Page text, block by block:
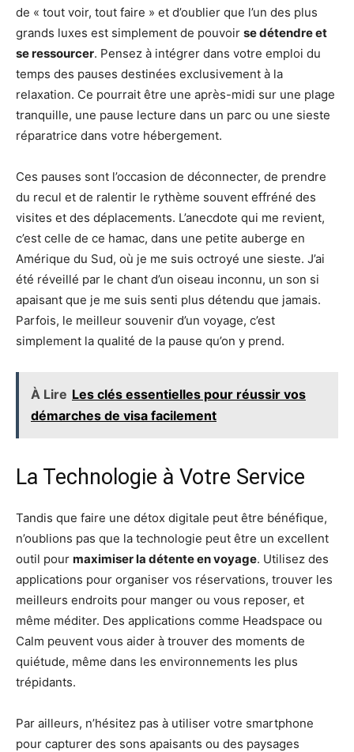
de « tout voir, tout faire » et d’oublier que l’un des plus
grands luxes est simplement de pouvoir se détendre et
se ressourcer. Pensez à intégrer dans votre emploi du
temps des pauses destinées exclusivement à la
relaxation. Ce pourrait être une après-midi sur une plage
tranquille, une pause lecture dans un parc ou une sieste
réparatrice dans votre hébergement.
Ces pauses sont l’occasion de déconnecter, de prendre
du recul et de ralentir le rythème souvent effréné des
visites et des déplacements. L’anecdote qui me revient,
c’est celle de ce hamac, dans une petite auberge en
Amérique du Sud, où je me suis octroyé une sieste. J’ai
été réveillé par le chant d’un oiseau inconnu, un son si
apaisant que je me suis senti plus détendu que jamais.
Parfois, le meilleur souvenir d’un voyage, c’est
simplement la qualité de la pause qu’on y prend.
À Lire Les clés essentielles pour réussir vos
démarches de visa facilement
La Technologie à Votre Service
Tandis que faire une détox digitale peut être bénéfique,
n’oublions pas que la technologie peut être un excellent
outil pour maximiser la détente en voyage. Utilisez des
applications pour organiser vos réservations, trouver les
meilleurs endroits pour manger ou vous reposer, et
même méditer. Des applications comme Headspace ou
Calm peuvent vous aider à trouver des moments de
quiétude, même dans les environnements les plus
trépidants.
Par ailleurs, n’hésitez pas à utiliser votre smartphone
pour capturer des sons apaisants ou des paysages